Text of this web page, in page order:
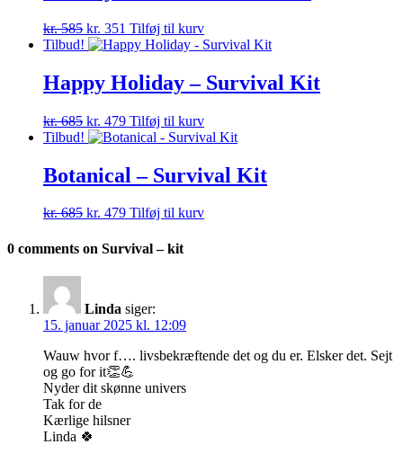
kr.585 Den
oprindelige
kr. 585.
kr. 351 Den
aktuelle
er:
kr. 351.
Tilføj til kurv
Tilbud!
Happy Holiday – Survival Kit
kr.685 Den
oprindelige
var:
kr. 685.
kr. 479Den
aktuelle
er:
kr. 479.
Tilføj til kurv
Tilbud!
Botanical – Survival Kit
kr.685 Den
pris
kr. 479Den
pris
Tilføj til kurv
0 comments on Survival – kit
Linda siger:
15. januar 2025 kl. 12:09
Wauw hvor f…. livsbekræftende det og du er. Elsker det. Sejt
og go for it👏💪
Nyder dit skønne univers
Tak for de
Kærlige hilsner
Linda 🍀